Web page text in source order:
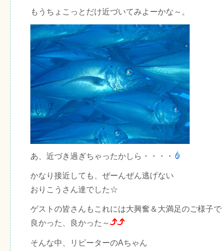
もうちょこっとだけ近づいてみよーかな～。
あ、近づき過ぎちゃったかしら・・・・
かなり接近しても、ぜーんぜん逃げない
おりこうさん達でした☆
ゲストの皆さんもこれには大興奮＆大満足のご様子で
良かった、良かった～
そんな中、リピーターのAちゃん